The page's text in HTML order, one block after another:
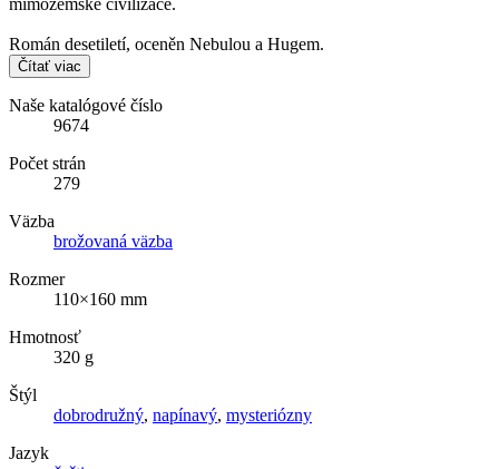
mimozemské civilizace.
Román desetiletí, oceněn Nebulou a Hugem.
Čítať viac
Naše katalógové číslo
9674
Počet strán
279
Väzba
brožovaná väzba
Rozmer
110×160 mm
Hmotnosť
320 g
Štýl
dobrodružný, napínavý, mysteriózny
Jazyk